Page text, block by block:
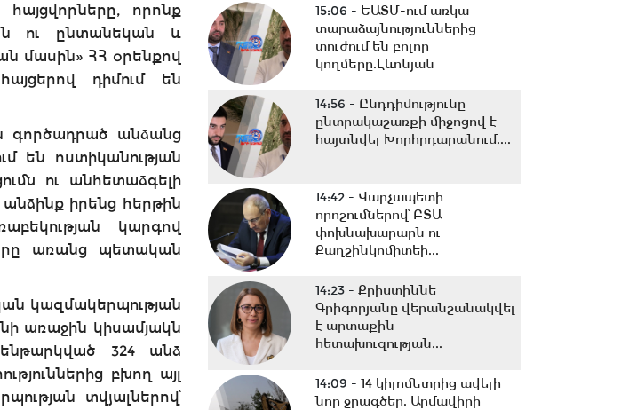
որոնք
ու ընտանեկան և
մասին» ՀՀ օրենքով
դիմում են
գործադրած անձանց
են ոստիկանության
ու անհետաձգելի
իրենց հերթին
կարգով
առանց պետական
կազմակերպության
առաջին կիսամյակն
324 անձ
բխող այլ
տվյալներով՝
15:06 - ԵԱՏՄ-ում առկա
տարաձայնություններից
տուժում են բոլոր
կողմերը.Լևոնյան
14:56 - Ընդդիմությունը
ընտրակաշառքի միջոցով է
հայտնվել Խորհրդարանում....
14:42 - Վարչապետի
որոշումներով՝ ԲՏԱ
փոխնախարարն ու
Քաղշինկոմիտեի...
14:23 - Քրիստիննե
Գրիգորյանը վերանշանակվել
է արտաքին
հետախուզության...
14:09 - 14 կիլոմետրից ավելի
նոր ջրագծեր. Արմավիրի